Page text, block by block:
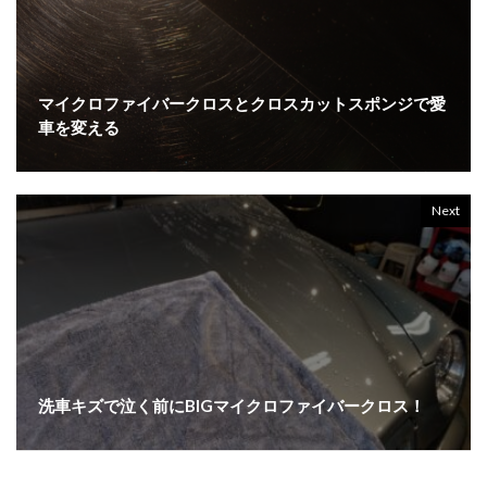
マイクロファイバークロスとクロスカットスポンジで愛
車を変える
Next
洗車キズで泣く前にBIGマイクロファイバークロス！